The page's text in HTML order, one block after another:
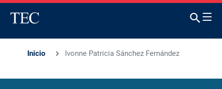
Inicio Ivonne Patricia Sánchez Fernández